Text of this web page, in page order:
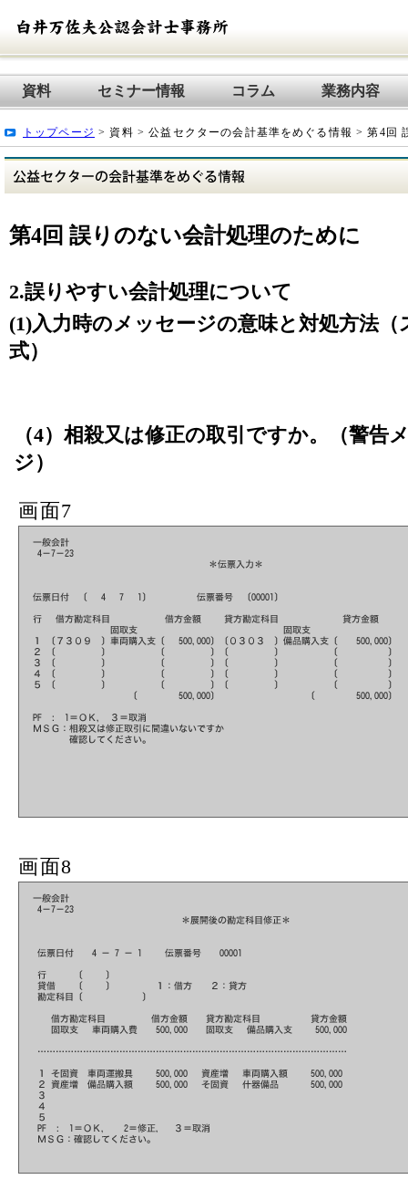
資料 セミナー情報 コラム 業務内容
トップページ > 資料 > 公益セクターの会計基準をめぐる情報 > 第4回
第4回 誤りのない会計処理のために
2.誤りやすい会計処理について
(1)入力時のメッセージの意味と対処方法（
式）
（4）相殺又は修正の取引ですか。（警告
ジ）
画面7
画面8